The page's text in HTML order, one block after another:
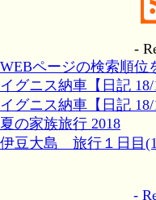
-
WEBページの検索順位
6】
イグニス納車【日記 18/
イグニス納車【日記 18/
夏の家族旅行 2018
伊豆大島 旅行１日目
-